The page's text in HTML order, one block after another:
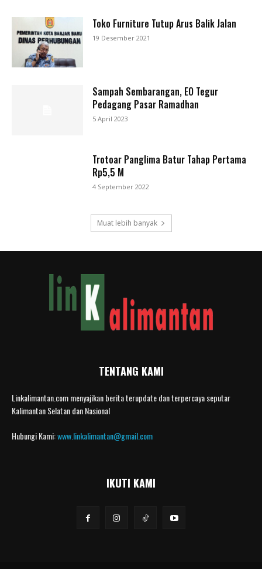
Toko Furniture Tutup Arus Balik Jalan
19 Desember 2021
Sampah Sembarangan, EO Tegur
Pedagang Pasar Ramadhan
5 April 2023
Trotoar Panglima Batur Tahap Pertama
Rp5,5 M
4 September 2022
Muat lebih banyak
TENTANG KAMI
Linkalimantan.com menyajikan berita terupdate dan terpercaya seputar
Kalimantan Selatan dan Nasional
Hubungi Kami:www.linkalimantan@gmail.com
IKUTI KAMI